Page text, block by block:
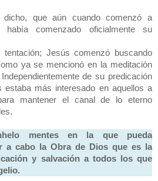
dicho, que aún cuando comenzó a
había comenzado oficialmente su
Jesús comenzó buscando
ya se mencionó en la meditación
de su predicación
más interesado en aquellos a
mantener el canal de lo eterno
mentes en la que pueda
a cabo la Obra de Dios que es la
y salvación a todos los que